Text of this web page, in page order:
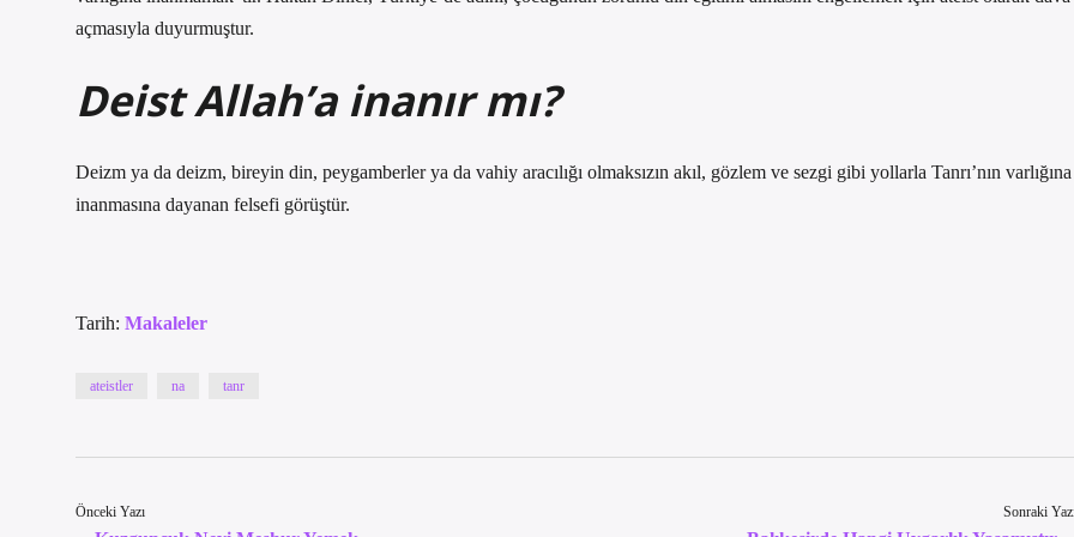
açmasıyla duyurmuştur.
Deist Allah’a inanır mı?
Deizm ya da deizm, bireyin din, peygamberler ya da vahiy aracılığı olmaksızın akıl, gözlem ve sezgi gibi yollarla Tanrı’nın varlığına
inanmasına dayanan felsefi görüştür.
Tarih: Makaleler
ateistler na tanr
Önceki Yazı Sonraki